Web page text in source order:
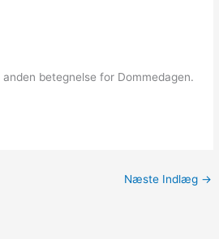
betegnelse for Dommedagen.
Næste Indlæg →